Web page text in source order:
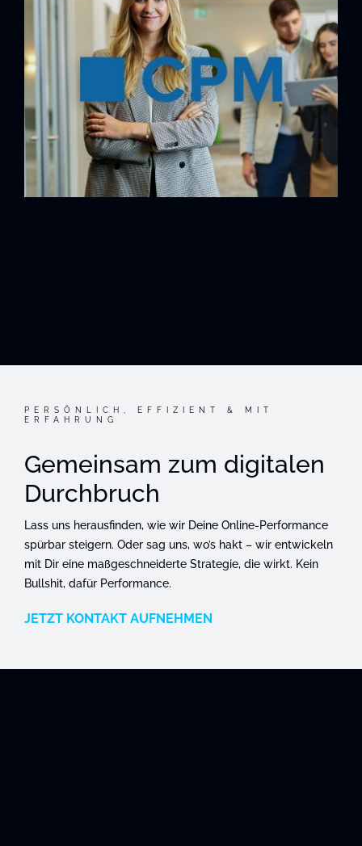
PERSÖNLICH, EFFIZIENT & MIT
ERFAHRUNG
Gemeinsam zum digitalen
Durchbruch
Lass uns herausfinden, wie wir Deine Online-Performance
spürbar steigern. Oder sag uns, wo’s hakt – wir entwickeln
mit Dir eine maßgeschneiderte Strategie, die wirkt. Kein
Bullshit, dafür Performance.
JETZT KONTAKT AUFNEHMEN